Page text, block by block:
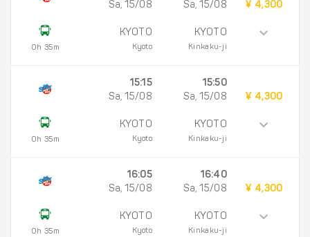
0h 35m
Sa, 15/08
KYOTO
Kyoto
Sa, 15/08
KYOTO
Kinkaku-ji
¥ 4,300
0h 35m
15:15
Sa, 15/08
KYOTO
Kyoto
15:50
Sa, 15/08
KYOTO
Kinkaku-ji
¥ 4,300
0h 35m
16:05
Sa, 15/08
KYOTO
Kyoto
16:40
Sa, 15/08
KYOTO
Kinkaku-ji
¥ 4,300